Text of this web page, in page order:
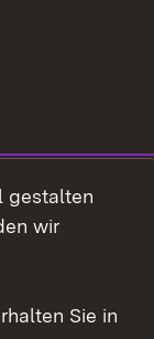
gestalten
wir
Sie in